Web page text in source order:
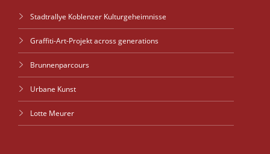
Stadtrallye Koblenzer Kulturgeheimnisse
Graffiti-Art-Projekt across generations
Brunnenparcours
Urbane Kunst
Lotte Meurer